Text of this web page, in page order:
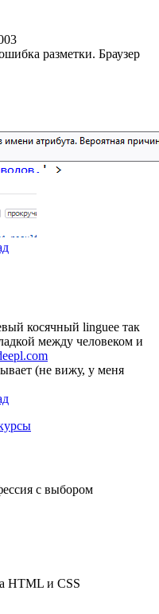
разметки. Браузер
косячный linguee так
между человеком и
(не вижу, у меня
с выбором
HTML и CSS